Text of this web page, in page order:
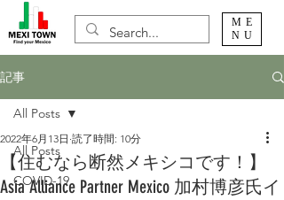
ME
NU
記事
All Posts
COVID-19
All Posts
【住むなら断然メキシコです！】
Asia Alliance Partner Mexico 加村博彦氏イ
2022年6月13日 読了時間: 10分